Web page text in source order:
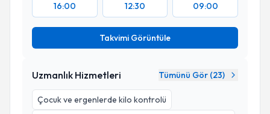
16:00 12:30 09:00
Takvimi Görüntüle
Uzmanlık Hizmetleri Tümünü Gör (23)
Çocuk ve ergenlerde kilo kontrolü